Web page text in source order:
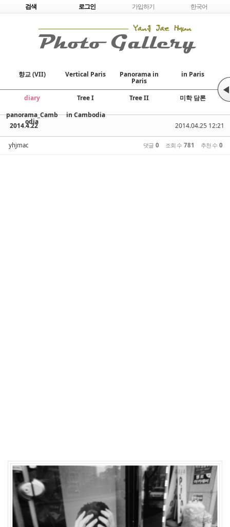
Skip to content
검색 로그인 가입하기 한국어
향교 (VII) Vertical Paris Panorama in
Paris
in Paris
diary Tree I Tree II
미학 담론
panorama_Camb
odia
in Cambodia
◀
2014.04.25 12:21
2014.4.22
yhjmac 댓글 0 조회 수 781 추천 수 0